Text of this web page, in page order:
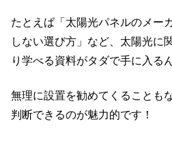
たとえば「太陽光パネルのメー
しない選び方」など、太陽光に
り学べる資料がタダで手に入る
無理に設置を勧めてくることも
判断できるのが魅力的です！